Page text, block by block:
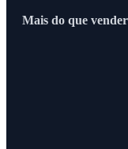
Mais do que